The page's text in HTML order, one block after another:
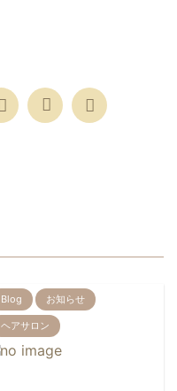
Blog お知らせ
ヘアサロン